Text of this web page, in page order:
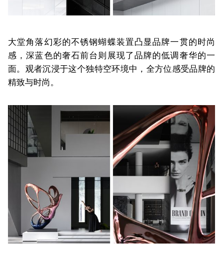
大堂角落幻彩的不锈钢蝴蝶装置凸显品牌一贯的时尚
感，深蓝色的奢石前台则展现了品牌的低调奢华的一
面。观者沉浸于这个独特空环境中，全方位感受品牌的
精致与时尚。